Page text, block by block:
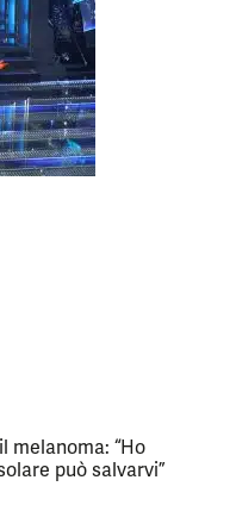
melanoma: “Ho
può salvarvi”